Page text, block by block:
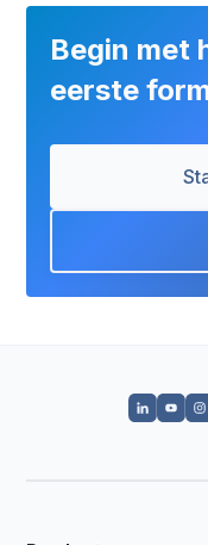
Begin met
eerste